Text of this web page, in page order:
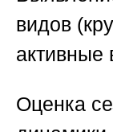
видов
активные
Оценка